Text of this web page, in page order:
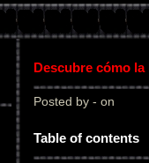
Descubre cómo
Posted by - on
Table of contents